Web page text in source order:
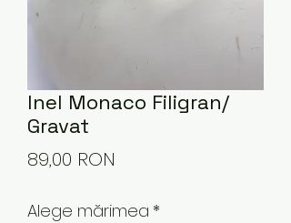
Inel Monaco Filigran/
Gravat
89,00 RON
Alege mărimea *